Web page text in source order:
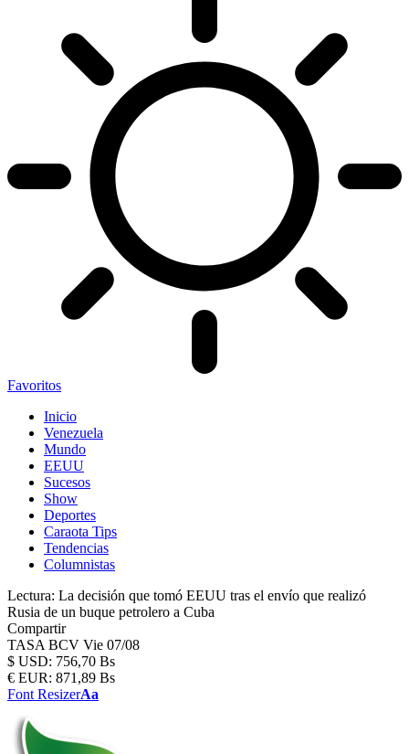
Favoritos
Inicio
Venezuela
Mundo
EEUU
Sucesos
Show
Deportes
Caraota Tips
Tendencias
Columnistas
Lectura: La decisión que tomó EEUU tras el envío que realizó
Rusia de un buque petrolero a Cuba
Compartir
TASA BCV Vie 07/08
$ USD: 756,70 Bs
€ EUR: 871,89 Bs
Font ResizerAa